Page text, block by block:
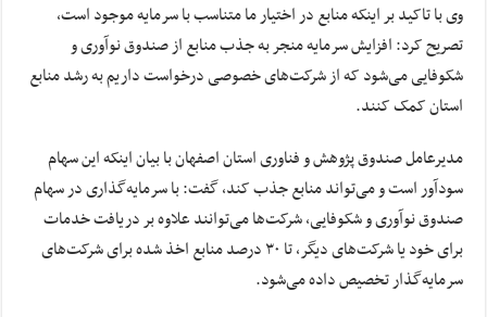
وی با تاکید بر اینکه منابع در اختیار ما متناسب با سرمایه موجود است،
تصریح کرد: افزایش سرمایه منجر به جذب منابع از صندوق نوآوری و
شکوفایی می‌شود که از شرکت‌های خصوصی درخواست داریم به رشد منابع
استان کمک کنند.
مدیرعامل صندوق پژوهش و فناوری استان اصفهان با بیان اینکه این سهام
سودآور است و می‌تواند منابع جذب کند، گفت: با سرمایه‌گذاری در سهام
صندوق نوآوری و شکوفایی، شرکت‌ها می‌توانند علاوه بر دریافت خدمات
برای خود یا شرکت‌های دیگر، تا ۳۰ درصد منابع اخذ شده برای شرکت‌های
سرمایه‌گذار تخصیص داده می‌شود.